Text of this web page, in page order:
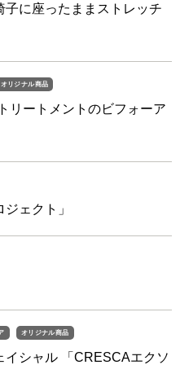
に座ったままストレッチ
オリジナル商品
リートメントのビフォーア
ェクト」
オリジナル商品
イシャル 「CRESCAエクソ